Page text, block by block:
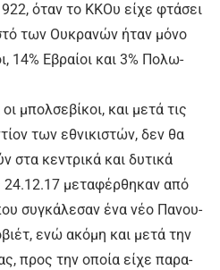
ό­ταν το ΚΚΟυ εί­χε φτά­σει
των Ου­κρα­νών ή­ταν μό­νο
14% Ε­βραί­οι και 3% Πο­λω­
μπολ­σε­βί­κοι, και με­τά τις
των ε­θνι­κι­στών, δεν θα
στα κε­ντρι­κά και δυ­τι­κά
24.12.17 με­τα­φέρ­θη­καν α­πό
συ­γκά­λε­σαν έ­να νέ­ο Πα­νου­
ε­νώ α­κό­μη και με­τά την
προς την ο­ποία εί­χε πα­ρα­